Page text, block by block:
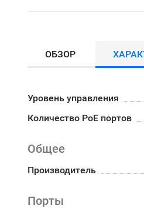
ОБЗОР
Уровень управления
Количество PoE портов
Общее
Производитель
Порты